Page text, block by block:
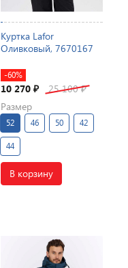
Куртка Lafor
Оливковый, 7670167
-60%
10 270 ₽ 25 100₽
Размер
52 46 50 42
44
В корзину